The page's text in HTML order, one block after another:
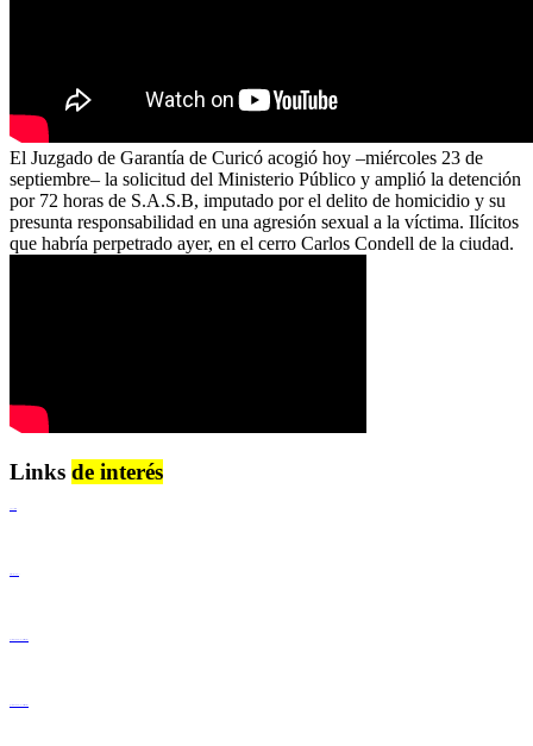
El Juzgado de Garantía de Curicó acogió hoy –miércoles 23 de
septiembre– la solicitud del Ministerio Público y amplió la detención
por 72 horas de S.A.S.B, imputado por el delito de homicidio y su
presunta responsabilidad en una agresión sexual a la víctima. Ilícitos
que habría perpetrado ayer, en el cerro Carlos Condell de la ciudad.
Links de interés